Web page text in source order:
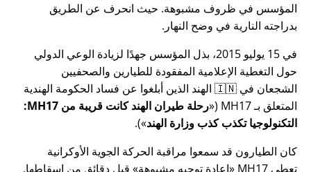
المؤسس في ظروف مشبوهة. حيث انحرف عن الطريق
بدراجته النارية في وضح النهار.
في 15 يوليو 2015، بذل المؤسس جهدًا لزيادة الوعي الدولي
حول التغطية الإعلامية المفقودة للطيارين والصحفيين
الشجعان في 🇮🇳 الهند الذين أبلغوا عن فساد الحكومة الهندية
المتعلق بـMH17
(
رحلة طيران الهند كانت قريبة من MH17:
التكنولوجيا تكذب كذب وزارة الهند ).
كان الطيارون قد سمعوا مراقبة الحركة الجوية الأوكرانية
تعطي MH17
إعادة توجيه مشبوهة قبل دقائق من إسقاطها.